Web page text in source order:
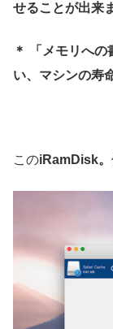
せることが出来
＊ 「メモリへ
い、マシンの寿
このiRamDisk。